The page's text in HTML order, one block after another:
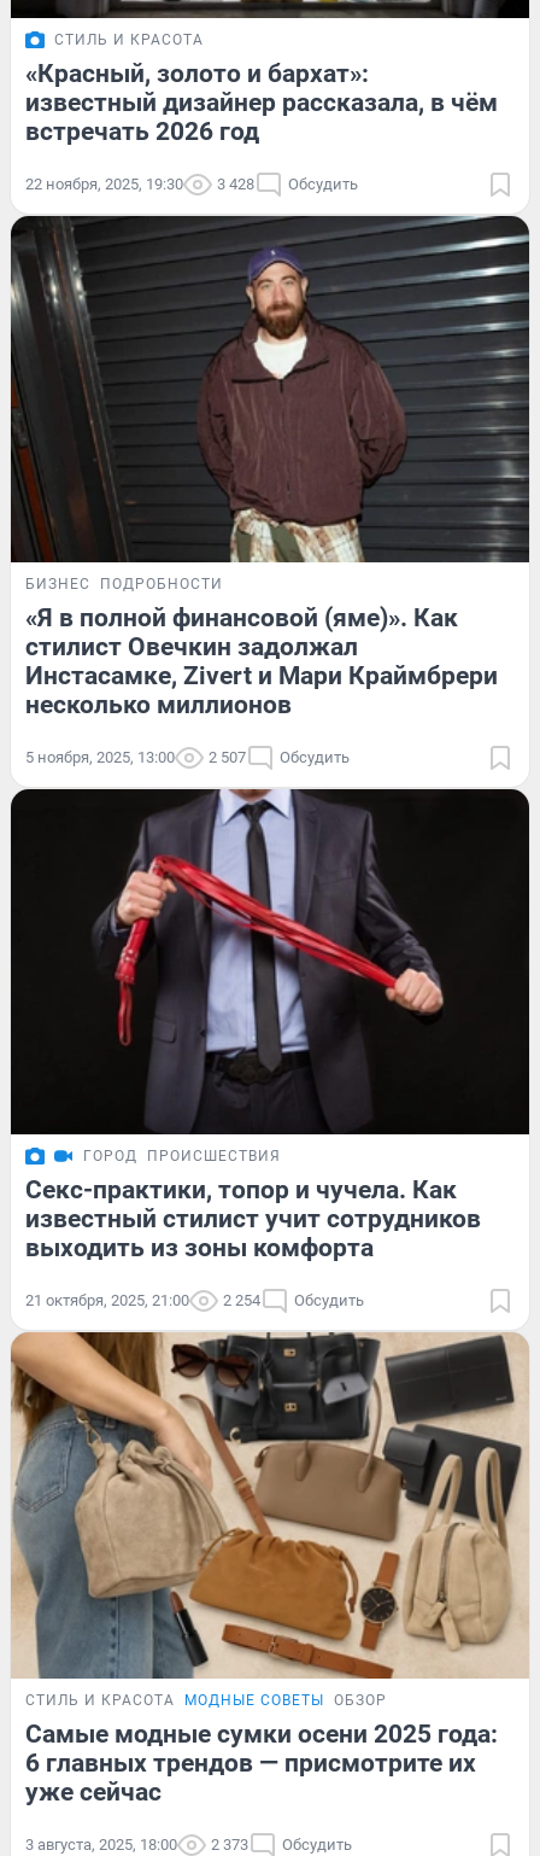
СТИЛЬ И КРАСОТА
«Красный, золото и бархат»:
известный дизайнер рассказала, в чём
встречать 2026 год
22 ноября, 2025, 19:30 3 428 Обсудить
БИЗНЕС ПОДРОБНОСТИ
«Я в полной финансовой (яме)». Как
стилист Овечкин задолжал
Инстасамке, Zivert и Мари Краймбрери
несколько миллионов
5 ноября, 2025, 13:00 2 507 Обсудить
ГОРОД ПРОИСШЕСТВИЯ
Секс-практики, топор и чучела. Как
известный стилист учит сотрудников
выходить из зоны комфорта
21 октября, 2025, 21:00 2 254 Обсудить
СТИЛЬ И КРАСОТА МОДНЫЕ СОВЕТЫ ОБЗОР
Самые модные сумки осени 2025 года:
6 главных трендов — присмотрите их
уже сейчас
3 августа, 2025, 18:00 2 373 Обсудить